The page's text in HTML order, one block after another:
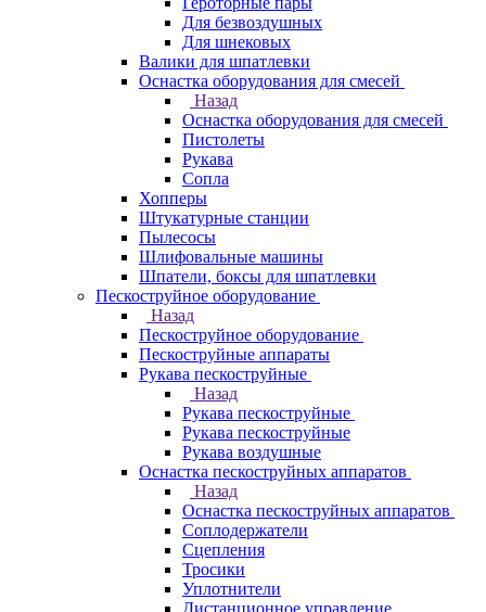
Для безвоздушных
Для шнековых
Валики для шпатлевки
Оснастка оборудования для смесей
Назад
Оснастка оборудования для смесей
Пистолеты
Рукава
Сопла
Хопперы
Штукатурные станции
Пылесосы
Шлифовальные машины
Шпатели, боксы для шпатлевки
Пескоструйное оборудование
Назад
Пескоструйное оборудование
Пескоструйные аппараты
Рукава пескоструйные
Назад
Рукава пескоструйные
Рукава пескоструйные
Рукава воздушные
Оснастка пескоструйных аппаратов
Назад
Оснастка пескоструйных аппаратов
Соплодержатели
Сцепления
Тросики
Уплотнители
Дистанционное управление